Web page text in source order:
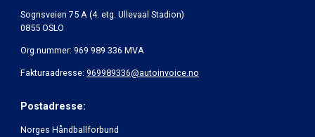
Sognsveien 75 A (4. etg. Ullevaal Stadion)
0855 OSLO
Org.nummer: 969 989 336 MVA
Fakturaadresse: 969989336@autoinvoice.no
Postadresse:
Norges Håndballforbund